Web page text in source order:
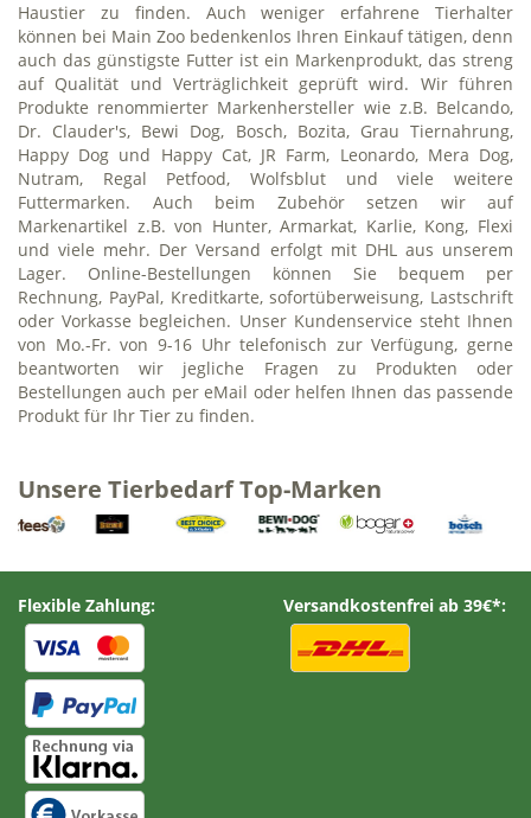
Haustier zu finden. Auch weniger erfahrene Tierhalter
können bei Main Zoo bedenkenlos Ihren Einkauf tätigen, denn
auch das günstigste Futter ist ein Markenprodukt, das streng
auf Qualität und Verträglichkeit geprüft wird. Wir führen
Produkte renommierter Markenhersteller wie z.B. Belcando,
Dr. Clauder's, Bewi Dog, Bosch, Bozita, Grau Tiernahrung,
Happy Dog und Happy Cat, JR Farm, Leonardo, Mera Dog,
Nutram, Regal Petfood, Wolfsblut und viele weitere
Futtermarken. Auch beim Zubehör setzen wir auf
Markenartikel z.B. von Hunter, Armarkat, Karlie, Kong, Flexi
und viele mehr. Der Versand erfolgt mit DHL aus unserem
Lager. Online-Bestellungen können Sie bequem per
Rechnung, PayPal, Kreditkarte, sofortüberweisung, Lastschrift
oder Vorkasse begleichen. Unser Kundenservice steht Ihnen
von Mo.-Fr. von 9-16 Uhr telefonisch zur Verfügung, gerne
beantworten wir jegliche Fragen zu Produkten oder
Bestellungen auch per eMail oder helfen Ihnen das passende
Produkt für Ihr Tier zu finden.
Unsere Tierbedarf Top-Marken
Flexible Zahlung: Versandkostenfrei ab 39€*: